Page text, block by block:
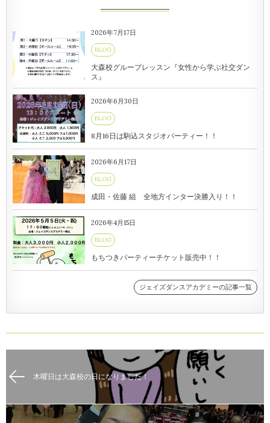
2026年7月17日
BLOG
大森校グループレッスン『女性から学ぶ社交ダン
ス』
2026年6月30日
BLOG
8月16日は駒込スタジオパーティー！！
2026年6月17日
BLOG
成田・佐藤 組 全地方インター決勝入り！！
2026年4月15日
BLOG
もちつきパーティーチケット販売中！！
ジェイズダンスアカデミーの記事一覧
木曜日は大森校の日になりました！